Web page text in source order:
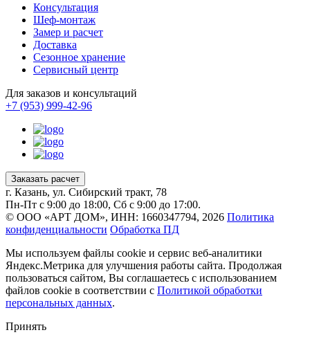
Консультация
Шеф-монтаж
Замер и расчет
Доставка
Сезонное хранение
Сервисный центр
Для заказов и консультаций
+7 (953) 999-42-96
Заказать расчет
г. Казань, ул. Сибирский тракт, 78
Пн-Пт с 9:00 до 18:00, Сб с 9:00 до 17:00.
© ООО «АРТ ДОМ», ИНН: 1660347794, 2026 Политика
конфиденциальности Обработка ПД
Мы используем файлы cookie и сервис веб-аналитики
Яндекс.Метрика для улучшения работы сайта. Продолжая
пользоваться сайтом, Вы соглашаетесь с использованием
файлов cookie в соответствии с Политикой обработки
персональных данных.
Принять